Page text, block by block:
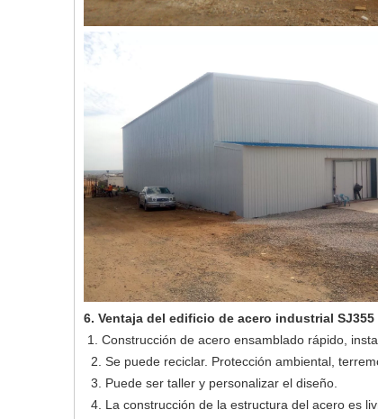
6. Ventaja del edificio de acero industrial
1. Construcción de acero ensamblado rápido,
2. Se puede reciclar. Protección ambiental,
3. Puede ser taller y personalizar el diseño.
4. La construcción de la estructura del acero es